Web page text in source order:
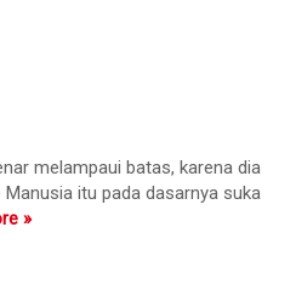
melampaui batas, karena dia
itu pada dasarnya suka
»